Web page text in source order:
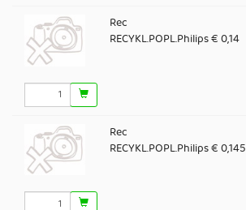
Rec
RECYKL.POPL.Philips € 0,14
Rec
RECYKL.POPL.Philips € 0,145